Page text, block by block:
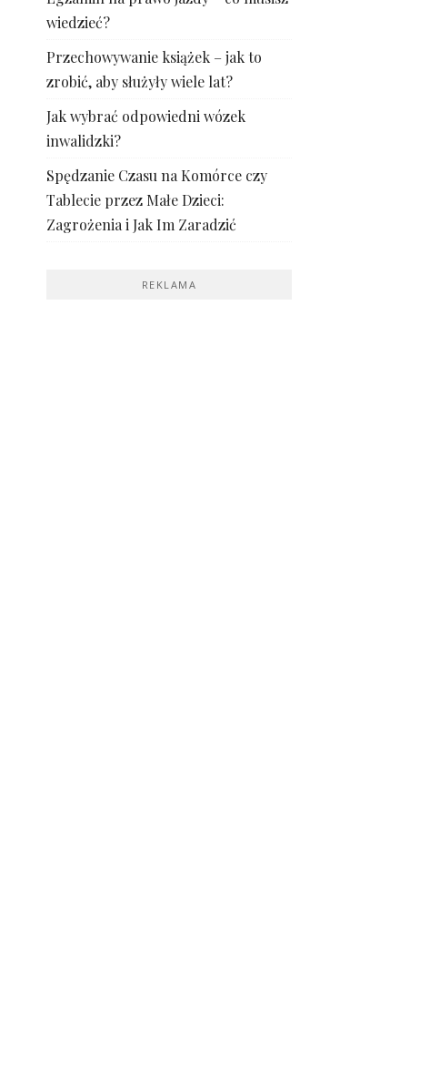
wiedzieć?
Przechowywanie książek – jak to
zrobić, aby służyły wiele lat?
Jak wybrać odpowiedni wózek
inwalidzki?
Spędzanie Czasu na Komórce czy
Tablecie przez Małe Dzieci:
Zagrożenia i Jak Im Zaradzić
REKLAMA